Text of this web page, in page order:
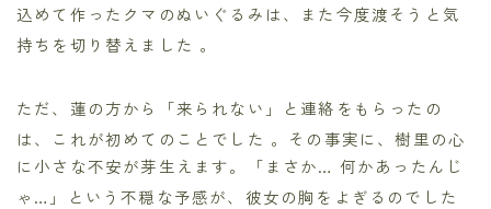
込めて作ったクマのぬいぐるみは、また今度渡そうと気
持ちを切り替えました 。
ただ、蓮の方から「来られない」と連絡をもらったの
は、これが初めてのことでした 。その事実に、樹里の心
に小さな不安が芽生えます。「まさか… 何かあったんじ
ゃ…」という不穏な予感が、彼女の胸をよぎるのでした